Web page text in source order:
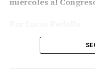
Fotos Juan Valeiro/
Todos los miércoles,